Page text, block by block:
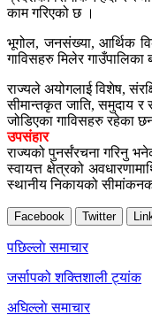
काम गरिएको छ ।
भूगोल, जनसंख्या, आर्थिक
गाविसहरु मिलेर
राज्यले अयोगलाई विशेष,
सीमान्तकृत जाति, समुदाय र
जोडिएका गाविसहरु रहेका
उपसंहार
राज्यको पुनर्संरचना गरिनु
स्वायत्त क्षेत्रको
स्थानीय निकायको
Facebook Twitter
Post
navigation
पछिल्लाे समाचार
जर्सापको शक्तिशाली ट्यांक
अघिल्लाे समाचार